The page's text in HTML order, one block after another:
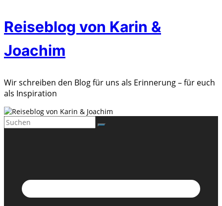
Zum
Inhalt
springen
Reiseblog von Karin &
Joachim
Wir schreiben den Blog für uns als Erinnerung – für euch
als Inspiration